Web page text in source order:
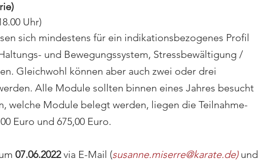
Uhr)
sich mindestens für ein indikationsbezogenes Profil
und Bewegungssystem, Stressbewältigung /
Gleichwohl können aber auch zwei oder drei
Alle Module sollten binnen eines Jahres besucht
welche Module belegt werden, liegen die Teilnahme-
Euro und 675,00 Euro.
07.06.2022 via E-Mail (susanne.miserre@karate.de) und